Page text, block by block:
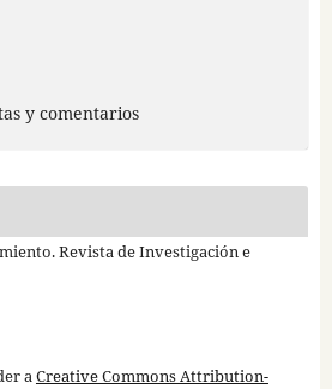
y comentarios
Revista de Investigación e
aCreative Commons Attribution-